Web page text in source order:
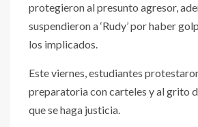
protegieron al presunto agresor,
suspendieron a ‘Rudy’ por haber
los implicados.
Este viernes, estudiantes
preparatoria con carteles y al grito
que se haga justicia.